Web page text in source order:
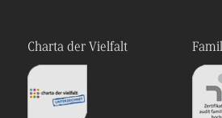
Charta der Vielfalt